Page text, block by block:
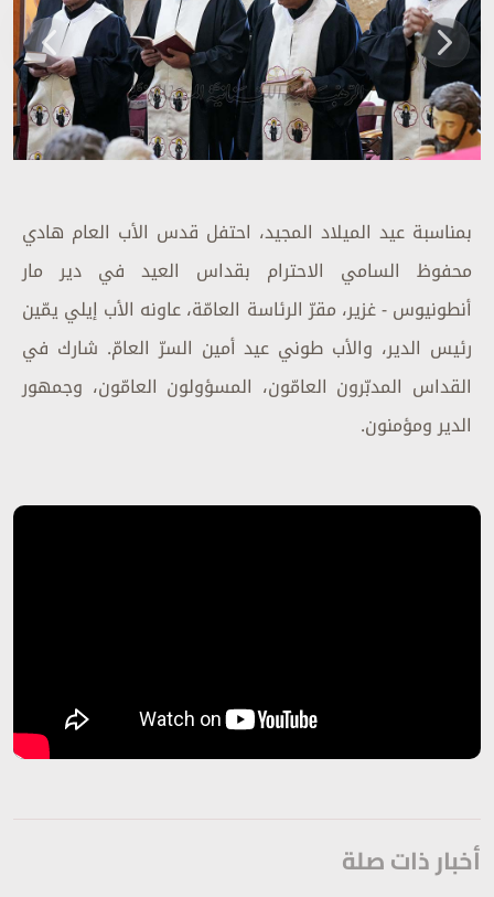
بمناسبة عيد الميلاد المجيد، احتفل قدس الأب العام هادي
محفوظ السامي الاحترام بقداس العيد في دير مار
أنطونيوس - غزير، مقرّ الرئاسة العامّة، عاونه الأب إيلي يمّين
رئيس الدير، والأب طوني عيد أمين السرّ العامّ. شارك في
القداس المدبّرون العامّون، المسؤولون العامّون، وجمهور
الدير ومؤمنون.
أخبار ذات صلة